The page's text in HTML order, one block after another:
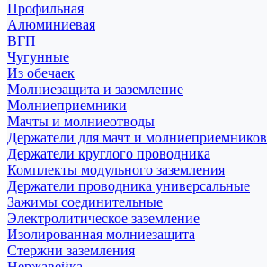
Профильная
Алюминиевая
ВГП
Чугунные
Из обечаек
Молниезащита и заземление
Молниеприемники
Мачты и молниеотводы
Держатели для мачт и молниеприемников
Держатели круглого проводника
Комплекты модульного заземления
Держатели проводника универсальные
Зажимы соединительные
Электролитическое заземление
Изолированная молниезащита
Стержни заземления